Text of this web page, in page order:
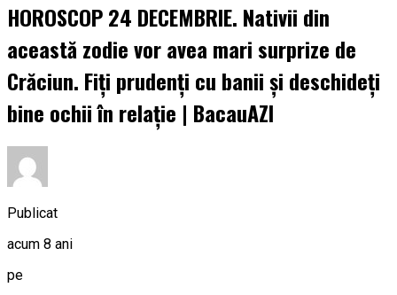
HOROSCOP 24 DECEMBRIE. Nativii din
această zodie vor avea mari surprize de
Crăciun. Fiți prudenți cu banii și deschideți
bine ochii în relație | BacauAZI
Publicat
acum 8 ani
pe